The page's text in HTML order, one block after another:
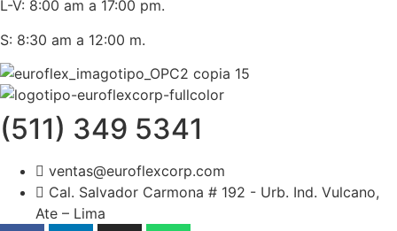
L-V: 8:00 am a 17:00 pm.
S: 8:30 am a 12:00 m.
(511) 349 5341
ventas@euroflexcorp.com
Cal. Salvador Carmona # 192 - Urb. Ind. Vulcano,
Ate – Lima